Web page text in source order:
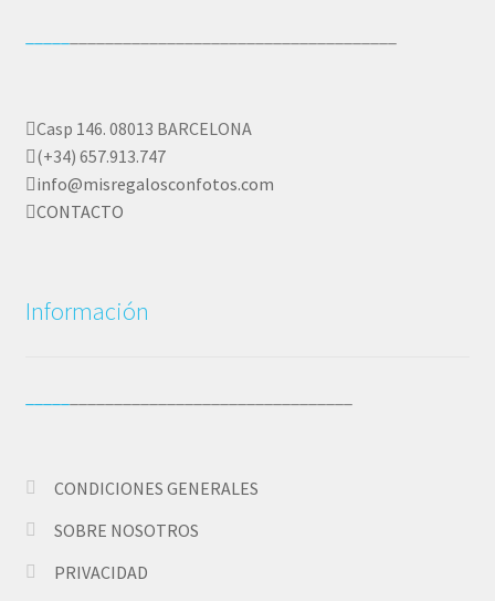
Casp 146. 08013 BARCELONA
(+34) 657.913.747
info@misregalosconfotos.com
CONTACTO
Información
CONDICIONES GENERALES
SOBRE NOSOTROS
PRIVACIDAD